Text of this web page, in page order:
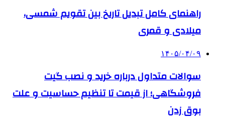
راهنمای کامل تبدیل تاریخ بین تقویم شمسی،
میلادی و قمری
۱۴۰۵/۰۴/۰۹
سوالات متداول درباره خرید و نصب گیت
فروشگاهی؛ از قیمت تا تنظیم حساسیت و علت
بوق زدن